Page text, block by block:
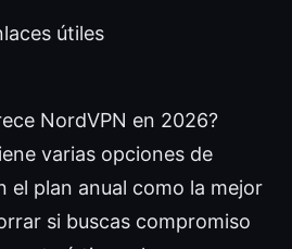
útiles
NordVPN en 2026?
varias opciones de
el plan anual como la mejor
si buscas compromiso